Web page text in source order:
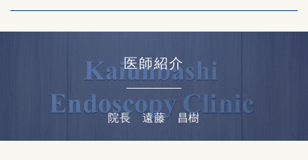
医師紹介
院長 遠藤 昌樹